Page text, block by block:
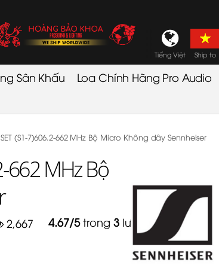
Tiếng Việt Ship to
Sân Khấu Loa Chính Hãng Pro Audio
SET (S1-7)606.2-662 MHz Bộ Micro Không dây Sennheiser
662 MHz Bộ
2,667 4.67/5trong 3 lượt